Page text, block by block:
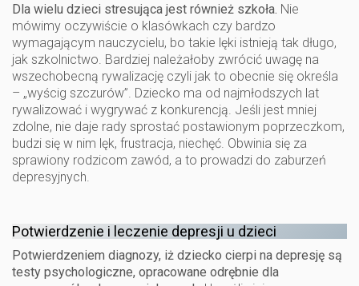
Dla wielu dzieci stresująca jest również szkoła. Nie
mówimy oczywiście o klasówkach czy bardzo
wymagającym nauczycielu, bo takie lęki istnieją tak długo,
jak szkolnictwo. Bardziej należałoby zwrócić uwagę na
wszechobecną rywalizację czyli jak to obecnie się określa
– „wyścig szczurów”. Dziecko ma od najmłodszych lat
rywalizować i wygrywać z konkurencją. Jeśli jest mniej
zdolne, nie daje rady sprostać postawionym poprzeczkom,
budzi się w nim lęk, frustracja, niechęć. Obwinia się za
sprawiony rodzicom zawód, a to prowadzi do zaburzeń
depresyjnych.
Potwierdzenie i leczenie depresji u dzieci
Potwierdzeniem diagnozy, iż dziecko cierpi na depresję są
testy psychologiczne, opracowane odrębnie dla